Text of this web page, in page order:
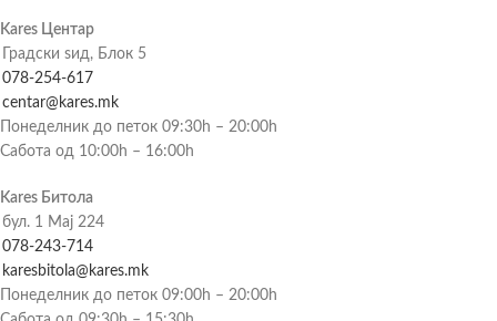
Kares Центар
Градски ѕид, Блок 5
078-254-617
centar@kares.mk
Понеделник до петок 09:30h – 20:00h
Сабота од 10:00h – 16:00h
Kares Битола
бул. 1 Мај 224
078-243-714
karesbitola@kares.mk
Понеделник до петок 09:00h – 20:00h